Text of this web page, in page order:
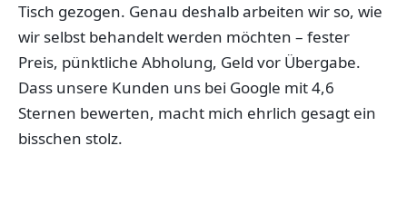
Tisch gezogen. Genau deshalb arbeiten wir so, wie
wir selbst behandelt werden möchten – fester
Preis, pünktliche Abholung, Geld vor Übergabe.
Dass unsere Kunden uns bei Google mit 4,6
Sternen bewerten, macht mich ehrlich gesagt ein
bisschen stolz.